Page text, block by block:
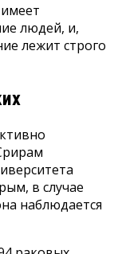
людей, и,
лежит строго
в случае
наблюдается